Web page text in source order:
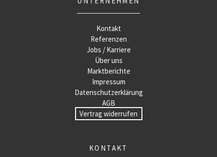
Kontakt
Referenzen
Jobs / Karriere
Über uns
Marktberichte
Impressum
Datenschutzerklärung
AGB
Vertrag widerrufen
KONTAKT